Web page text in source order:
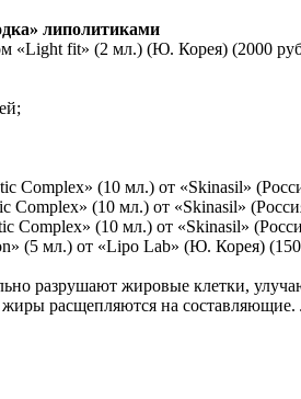
липолитиками
«Light fit» (2 мл.) (Ю. Корея) (2000
(10 мл.) от «Skinasil»
(10 мл.) от «Skinasil»
(10 мл.) от «Skinasil»
(5 мл.) от «Lipo Lab» (Ю. Корея)
разрушают жировые клетки,
расщепляются на